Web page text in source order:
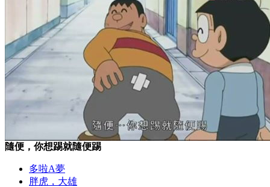
隨便，你想踢就隨便踢
多啦A夢
胖虎，大雄